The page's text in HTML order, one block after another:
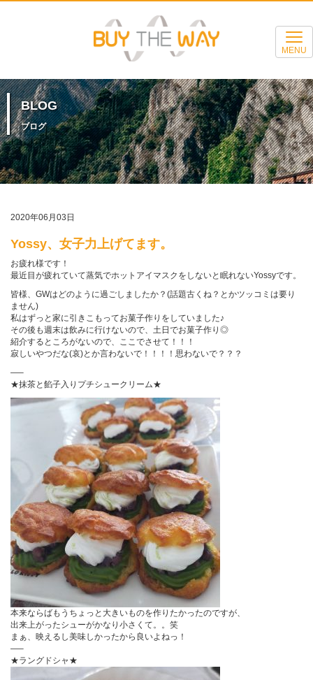
MENU
BLOG
ブログ
2020年06月03日
Yossy、女子力上げてます。
お疲れ様です！
最近目が疲れていて蒸気でホットアイマスクをしないと眠れないYossyです。
皆様、GWはどのように過ごしましたか？(話題古くね？とかツッコミは要り
ません)
私はずっと家に引きこもってお菓子作りをしていました♪
その後も週末は飲みに行けないので、土日でお菓子作り◎
紹介するところがないので、ここでさせて！！！
寂しいやつだな(哀)とか言わないで！！！！思わないで？？？
—–
★抹茶と餡子入りプチシュークリーム★
本来ならばもうちょっと大きいものを作りたかったのですが、
出来上がったシューがかなり小さくて。。笑
まぁ、映えるし美味しかったから良いよねっ！
—–
★ラングドシャ★